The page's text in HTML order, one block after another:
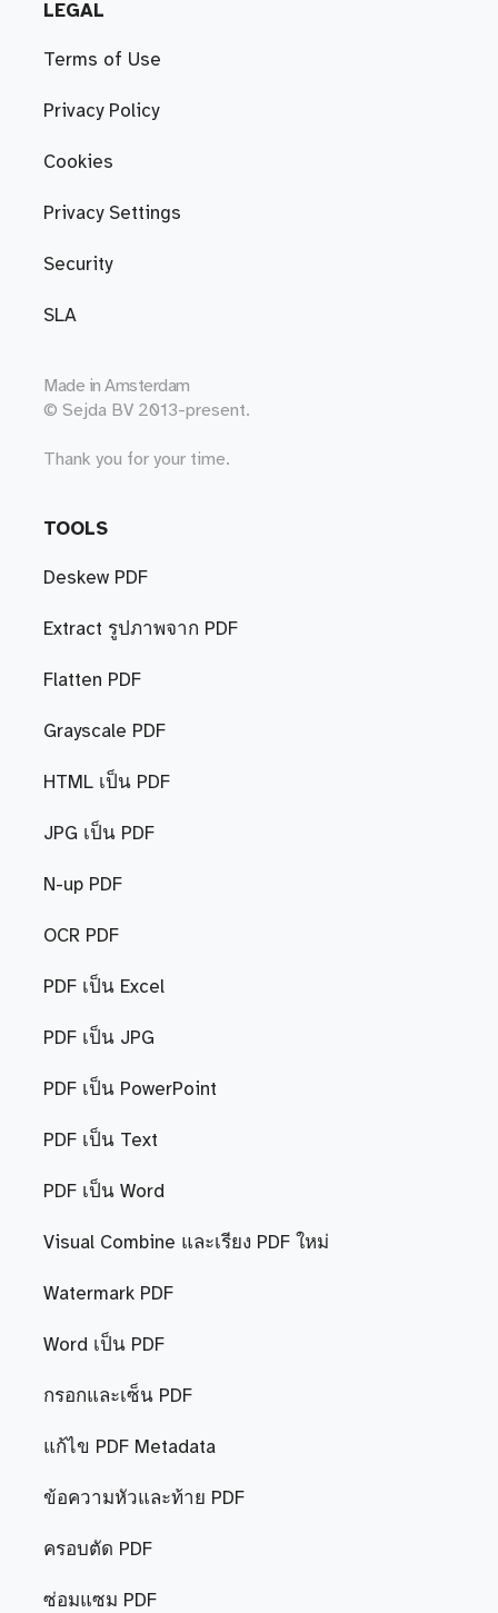
LEGAL
Terms of Use
Privacy Policy
Cookies
Privacy Settings
Security
SLA
Made in Amsterdam
© Sejda BV 2013-present.
Thank you for your time.
TOOLS
Deskew PDF
Extract รูปภาพจาก PDF
Flatten PDF
Grayscale PDF
HTML เป็น PDF
JPG เป็น PDF
N-up PDF
OCR PDF
PDF เป็น Excel
PDF เป็น JPG
PDF เป็น PowerPoint
PDF เป็น Text
PDF เป็น Word
Visual Combine และเรียง PDF ใหม่
Watermark PDF
Word เป็น PDF
กรอกและเซ็น PDF
แก้ไข PDF Metadata
ข้อความหัวและท้าย PDF
ครอบตัด PDF
ซ่อมแซม PDF